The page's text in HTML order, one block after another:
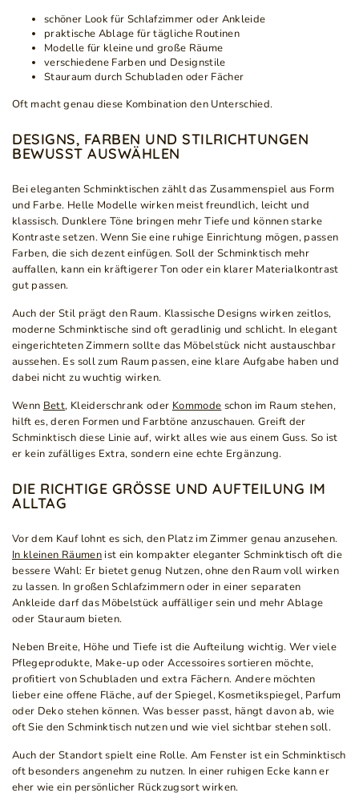
schöner Look für Schlafzimmer oder Ankleide
praktische Ablage für tägliche Routinen
Modelle für kleine und große Räume
verschiedene Farben und Designstile
Stauraum durch Schubladen oder Fächer
Oft macht genau diese Kombination den Unterschied.
DESIGNS, FARBEN UND STILRICHTUNGEN
BEWUSST AUSWÄHLEN
Bei eleganten Schminktischen zählt das Zusammenspiel aus Form
und Farbe. Helle Modelle wirken meist freundlich, leicht und
klassisch. Dunklere Töne bringen mehr Tiefe und können starke
Kontraste setzen. Wenn Sie eine ruhige Einrichtung mögen, passen
Farben, die sich dezent einfügen. Soll der Schminktisch mehr
auffallen, kann ein kräftigerer Ton oder ein klarer Materialkontrast
gut passen.
Auch der Stil prägt den Raum. Klassische Designs wirken zeitlos,
moderne Schminktische sind oft geradlinig und schlicht. In elegant
eingerichteten Zimmern sollte das Möbelstück nicht austauschbar
aussehen. Es soll zum Raum passen, eine klare Aufgabe haben und
dabei nicht zu wuchtig wirken.
Wenn Bett, Kleiderschrank oder Kommode schon im Raum stehen,
hilft es, deren Formen und Farbtöne anzuschauen. Greift der
Schminktisch diese Linie auf, wirkt alles wie aus einem Guss. So ist
er kein zufälliges Extra, sondern eine echte Ergänzung.
DIE RICHTIGE GRÖSSE UND AUFTEILUNG IM A
LLTAG
Vor dem Kauf lohnt es sich, den Platz im Zimmer genau anzusehen.
In kleinen Räumenist ein kompakter eleganter Schminktisch oft die
bessere Wahl: Er bietet genug Nutzen, ohne den Raum voll wirken
zu lassen. In großen Schlafzimmern oder in einer separaten
Ankleide darf das Möbelstück auffälliger sein und mehr Ablage
oder Stauraum bieten.
Neben Breite, Höhe und Tiefe ist die Aufteilung wichtig. Wer viele
Pflegeprodukte, Make-up oder Accessoires sortieren möchte,
profitiert von Schubladen und extra Fächern. Andere möchten
lieber eine offene Fläche, auf der Spiegel, Kosmetikspiegel, Parfum
oder Deko stehen können. Was besser passt, hängt davon ab, wie
oft Sie den Schminktisch nutzen und wie viel sichtbar stehen soll.
Auch der Standort spielt eine Rolle. Am Fenster ist ein Schminktisch
oft besonders angenehm zu nutzen. In einer ruhigen Ecke kann er
eher wie ein persönlicher Rückzugsort wirken.